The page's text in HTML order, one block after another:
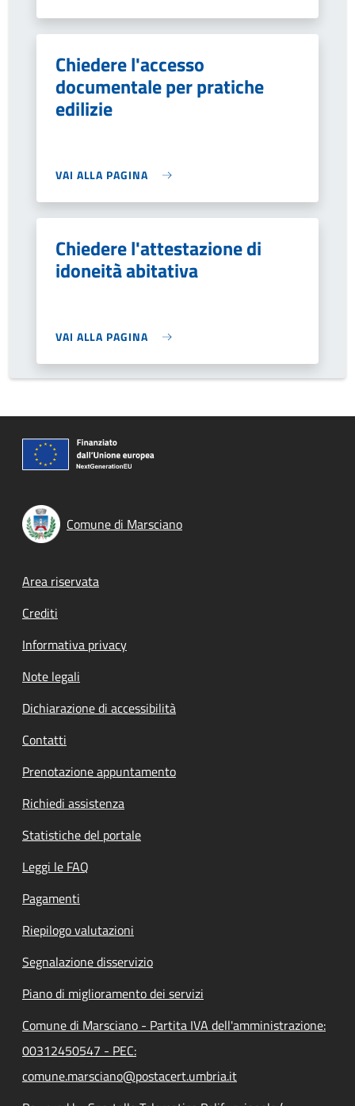
Chiedere l'accesso
documentale per pratiche
edilizie
VAI ALLA PAGINA
Chiedere l'attestazione di
idoneità abitativa
VAI ALLA PAGINA
Comune di Marsciano
Footer menu
Area riservata
Crediti
Informativa privacy
Note legali
Dichiarazione di accessibilità
Contatti
Prenotazione appuntamento
Richiedi assistenza
Statistiche del portale
Leggi le FAQ
Pagamenti
Riepilogo valutazioni
Segnalazione disservizio
Piano di miglioramento dei servizi
Comune di Marsciano - Partita IVA dell'amministrazione:
00312450547 - PEC:
comune.marsciano@postacert.umbria.it